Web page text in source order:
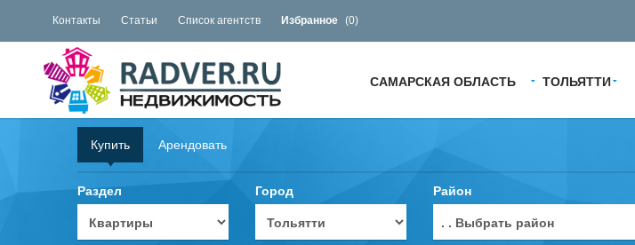
Контакты Статьи Список агентств Избранное (0)
САМАРСКАЯ ОБЛАСТЬ ТОЛЬЯТТИ
Купить Арендовать
Раздел Город Район
. . Выбрать район